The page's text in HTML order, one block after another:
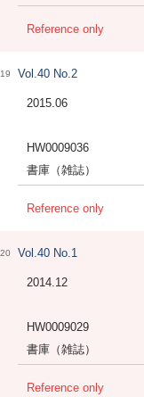
Reference only
19 Vol.40 No.2
2015.06
HW0009036
書庫（雑誌）
Reference only
20 Vol.40 No.1
2014.12
HW0009029
書庫（雑誌）
Reference only